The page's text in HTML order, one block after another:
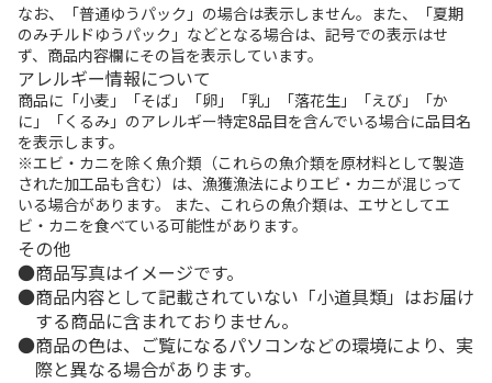
なお、「普通ゆうパック」の場合は表示しません。また、「夏期
のみチルドゆうパック」などとなる場合は、記号での表示はせ
ず、商品内容欄にその旨を表示しています。
アレルギー情報について
商品に「小麦」「そば」「卵」「乳」「落花生」「えび」「か
に」「くるみ」のアレルギー特定8品目を含んでいる場合に品目名
を表示します。
※エビ・カニを除く魚介類（これらの魚介類を原材料として製造
された加工品も含む）は、漁獲漁法によりエビ・カニが混じって
いる場合があります。 また、これらの魚介類は、エサとしてエ
ビ・カニを食べている可能性があります。
その他
商品写真はイメージです。
商品内容として記載されていない「小道具類」はお届け
する商品に含まれておりません。
商品の色は、ご覧になるパソコンなどの環境により、実
際と異なる場合があります。